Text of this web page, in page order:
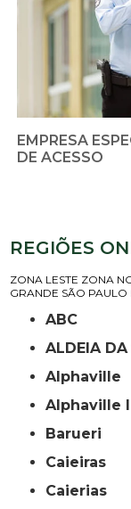
EMPRESA
DE ACESSO
REGIÕES
ZONA LESTE ZONA
GRANDE SÃO PAULO
ABC
ALDEIA
Alphaville
Barueri
Caieiras
Caierias